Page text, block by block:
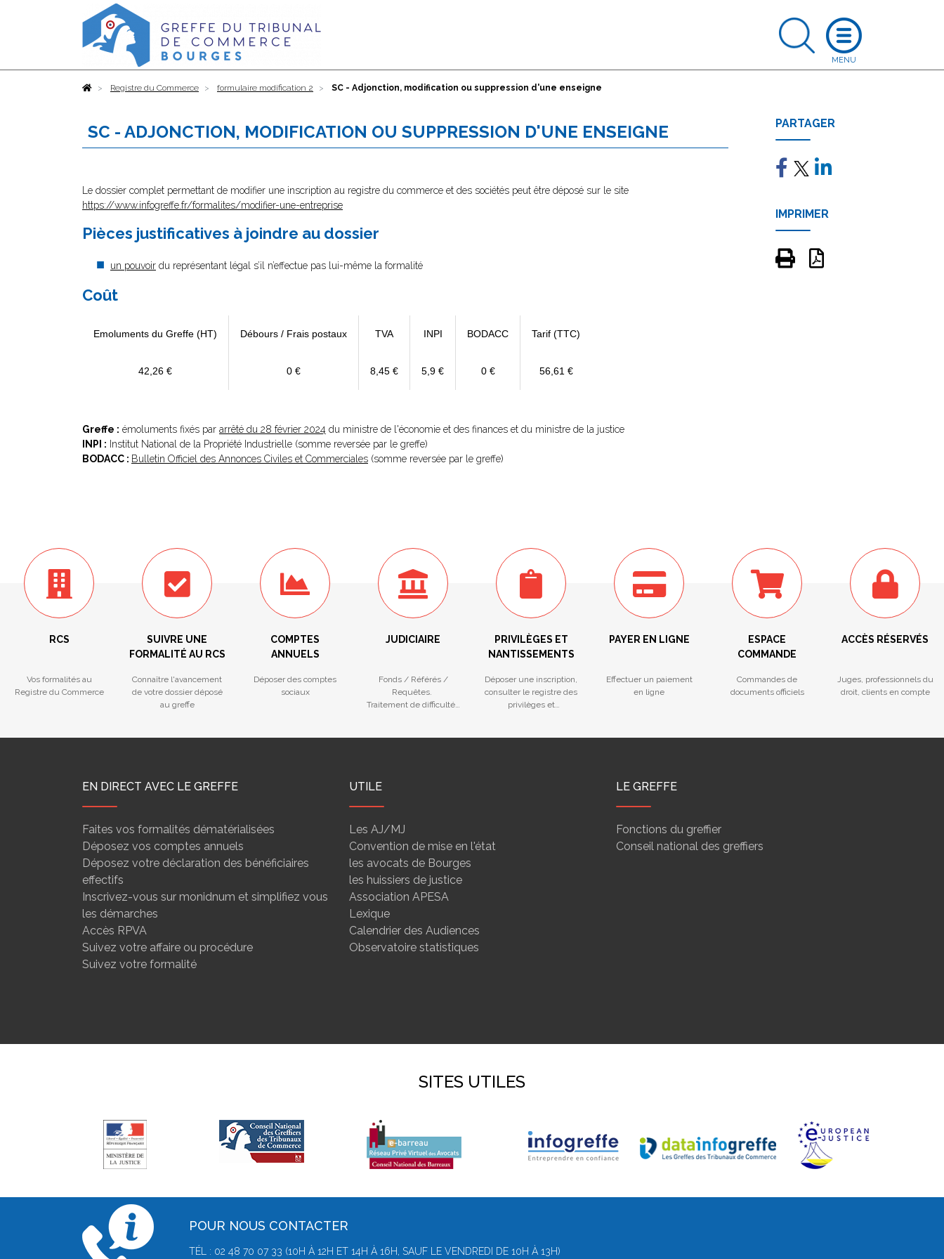
AccueilRegistre du Commerce formulaire modification 2 SC - Adjonction, modification ou suppression d'une enseigne
SC - ADJONCTION, MODIFICATION OU SUPPRESSION D'UNE ENSEIGNE
Le dossier complet permettant de modifier une inscription au registre du commerce et des sociétés peut être déposé sur le site
https://www.infogreffe.fr/formalites/modifier-une-entreprise
Pièces justificatives à joindre au dossier
un pouvoir du représentant légal s’il n’effectue pas lui-même la formalité
Coût
Emoluments du Greffe (HT) Débours / Frais postaux TVA INPI BODACC Tarif (TTC)
42,26 € 0 € 8,45 € 5,9 € 0 € 56,61 €
Greffe : émoluments fixés par arrêté du 28 février 2024 du ministre de l'économie et des finances et du ministre de la justice
INPI : Institut National de la Propriété Industrielle (somme reversée par le greffe)
BODACC : Bulletin Officiel des Annonces Civiles et Commerciales (somme reversée par le greffe)
PARTAGER
IMPRIMER
RCS
Vos formalités au
Registre du Commerce
SUIVRE UNE
FORMALITÉ AU RCS
Connaître l'avancement
de votre dossier déposé
au greffe
COMPTES
ANNUELS
Déposer des comptes
sociaux
JUDICIAIRE
Fonds / Référés /
Requêtes.
Traitement de difficultés
PRIVILÈGES ET
NANTISSEMENTS
Déposer une inscription,
consulter le registre des
privilèges et
PAYER EN LIGNE
Effectuer un paiement
en ligne
ESPACE
COMMANDE
Commandes de
documents officiels
ACCÈS RÉSERVÉS
Juges, professionnels du
droit, clients en compte
EN DIRECT AVEC LE GREFFE
Faites vos formalités dématérialisées
Déposez vos comptes annuels
Déposez votre déclaration des bénéficiaires
effectifs
Inscrivez-vous sur monidnum et simplifiez vous
les démarches
Accès RPVA
Suivez votre affaire ou procédure
Suivez votre formalité
UTILE
Les AJ/MJ
Convention de mise en l'état
les avocats de Bourges
les huissiers de justice
Association APESA
Lexique
Calendrier des Audiences
Observatoire statistiques
LE GREFFE
Fonctions du greffier
Conseil national des greffiers
SITES UTILES
POUR NOUS CONTACTER
TÉL : 02 48 70 07 33 (10H À 12H ET 14H À 16H, SAUF LE VENDREDI DE 10H À 13H)